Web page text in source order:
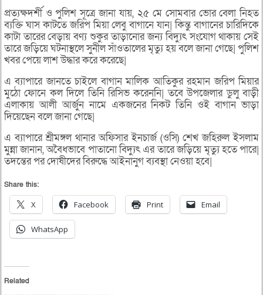
প্রত্যক্ষদর্শী ও পুলিশ সূত্রে জানা যায়, ২৫ মে সোমবার ভোর বেলা নিহত
ব্যক্তি ঘাস কাটতে জরিপ মিয়া লেবু বাগানে যান| কিন্তু বাগানের চারিদিকে
কাটা তারের বেড়ায় বণ্য শুকুর তাড়ানোর জন্য বিদ্যুৎ সংযোগ থাকায় সেই
তারে জড়িয়ে ঘটনাস্থলে সুনীল সাঁওতালের মৃত্যু হয় বলে জানা গেছে| পুলিশ
খবর পেয়ে লাশ উদ্ধার করে করেছে|
এ ব্যাপারে জানতে চাইলে বাগান মালিক আতিকুর রহমান জরিপ মিয়ার
মুঠো ফোনে কল দিলে তিনি রিসিভ করেননি| তবে উপজেলার ডুলু বাড়ী
এলাকায় আলী আর্জুন নামে একজনের নিকট তিনি ওই বাগান ভাড়া
দিয়েছেন বলে জানা গেছে|
এ ব্যাপারে শ্রীমঙ্গল থানার অফিসার ইনচার্জ (ওসি) শেখ জহিরুল ইসলাম
মুন্না জানান, অবৈধভাবে পাতানো বিদ্যুৎ এর তারে জড়িয়ে মৃত্যু হতে পারে|
তদন্তের পর দোষীদের বিরুদ্ধে আইনানুগ ব্যবস্থা নেওয়া হবে|
Share this:
X Facebook Print Email
WhatsApp
Related